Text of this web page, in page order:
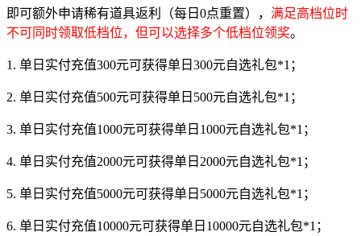
即可额外申请稀有道具返利（每日0点重置）， 满足高档位时
不可同时领取低档位，但可以选择多个低档位领奖。
1. 单日实付充值300元可获得单日300元自选礼包*1；
2. 单日实付充值500元可获得单日500元自选礼包*1；
3. 单日实付充值1000元可获得单日1000元自选礼包*1；
4. 单日实付充值2000元可获得单日2000元自选礼包*1；
5. 单日实付充值5000元可获得单日5000元自选礼包*1；
6. 单日实付充值10000元可获得单日10000元自选礼包*1；